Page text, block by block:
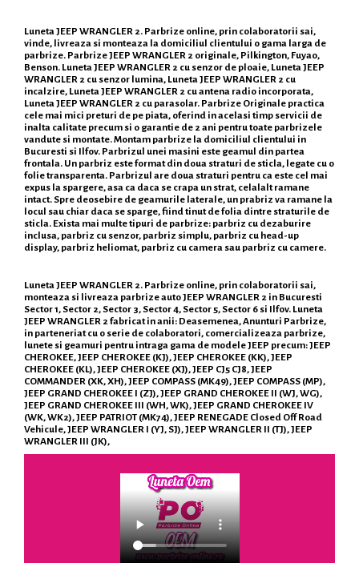
Luneta JEEP WRANGLER 2. Parbrize online, prin colaboratorii sai,
vinde, livreaza si monteaza la domiciliul clientului o gama larga de
parbrize. Parbrize JEEP WRANGLER 2 originale, Pilkington, Fuyao,
Benson. Luneta JEEP WRANGLER 2 cu senzor de ploaie, Luneta JEEP
WRANGLER 2 cu senzor lumina, Luneta JEEP WRANGLER 2 cu
incalzire, Luneta JEEP WRANGLER 2 cu antena radio incorporata,
Luneta JEEP WRANGLER 2 cu parasolar. Parbrize Originale practica
cele mai mici preturi de pe piata, oferind in acelasi timp servicii de
inalta calitate precum si o garantie de 2 ani pentru toate parbrizele
vandute si montate. Montam parbrize la domiciliul clientului in
Bucuresti si Ilfov. Parbrizul unei masini este geamul din partea
frontala. Un parbriz este format din doua straturi de sticla, legate cu o
folie transparenta. Parbrizul are doua straturi pentru ca este cel mai
expus la spargere, asa ca daca se crapa un strat, celalalt ramane
intact. Spre deosebire de geamurile laterale, un prabriz va ramane la
locul sau chiar daca se sparge, fiind tinut de folia dintre straturile de
sticla. Exista mai multe tipuri de parbrize: parbriz cu dezaburire
inclusa, parbriz cu senzor, parbriz simplu, parbriz cu head-up
display, parbriz heliomat, parbriz cu camera sau parbriz cu camere.
Luneta JEEP WRANGLER 2. Parbrize online, prin colaboratorii sai,
monteaza si livreaza parbrize auto JEEP WRANGLER 2 in Bucuresti
Sector 1, Sector 2, Sector 3, Sector 4, Sector 5, Sector 6 si Ilfov. Luneta
JEEP WRANGLER 2 fabricat in anii: Deasemenea, Anunturi Parbrize,
in parteneriat cu o serie de colaboratori, comercializeaza parbrize,
lunete si geamuri pentru intraga gama de modele JEEP precum: JEEP
CHEROKEE, JEEP CHEROKEE (KJ), JEEP CHEROKEE (KK), JEEP
CHEROKEE (KL), JEEP CHEROKEE (XJ), JEEP CJ5 CJ8, JEEP
COMMANDER (XK, XH), JEEP COMPASS (MK49), JEEP COMPASS (MP),
JEEP GRAND CHEROKEE I (ZJ), JEEP GRAND CHEROKEE II (WJ, WG),
JEEP GRAND CHEROKEE III (WH, WK), JEEP GRAND CHEROKEE IV
(WK, WK2), JEEP PATRIOT (MK74), JEEP RENEGADE Closed Off Road
Vehicule, JEEP WRANGLER I (YJ, SJ), JEEP WRANGLER II (TJ), JEEP
WRANGLER III (JK),